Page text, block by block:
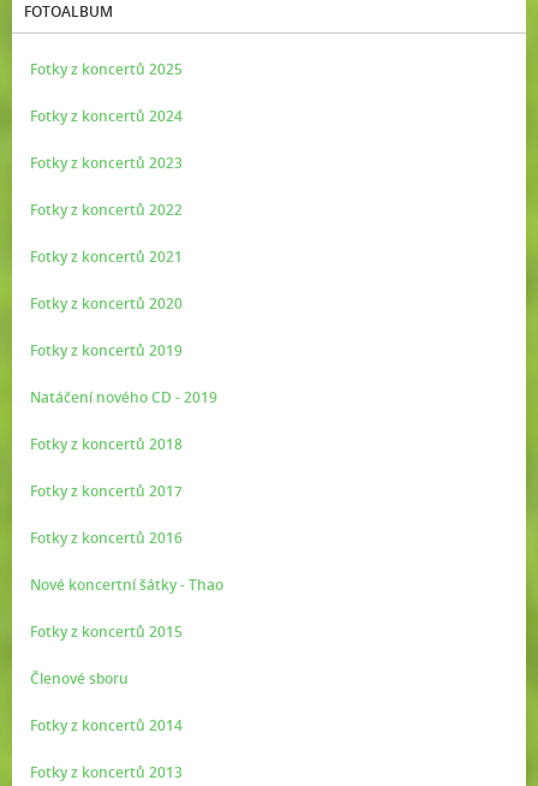
FOTOALBUM
Fotky z koncertů 2025
Fotky z koncertů 2024
Fotky z koncertů 2023
Fotky z koncertů 2022
Fotky z koncertů 2021
Fotky z koncertů 2020
Fotky z koncertů 2019
Natáčení nového CD - 2019
Fotky z koncertů 2018
Fotky z koncertů 2017
Fotky z koncertů 2016
Nové koncertní šátky - Thao
Fotky z koncertů 2015
Členové sboru
Fotky z koncertů 2014
Fotky z koncertů 2013